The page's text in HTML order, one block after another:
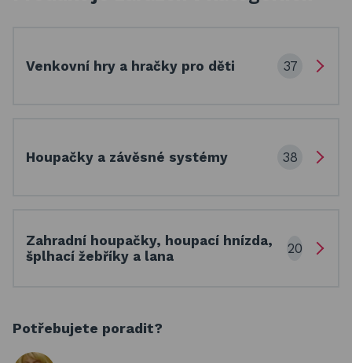
Venkovní hry a hračky pro děti 37
Houpačky a závěsné systémy 38
Zahradní houpačky, houpací hnízda,
šplhací žebříky a lana
20
Potřebujete poradit?